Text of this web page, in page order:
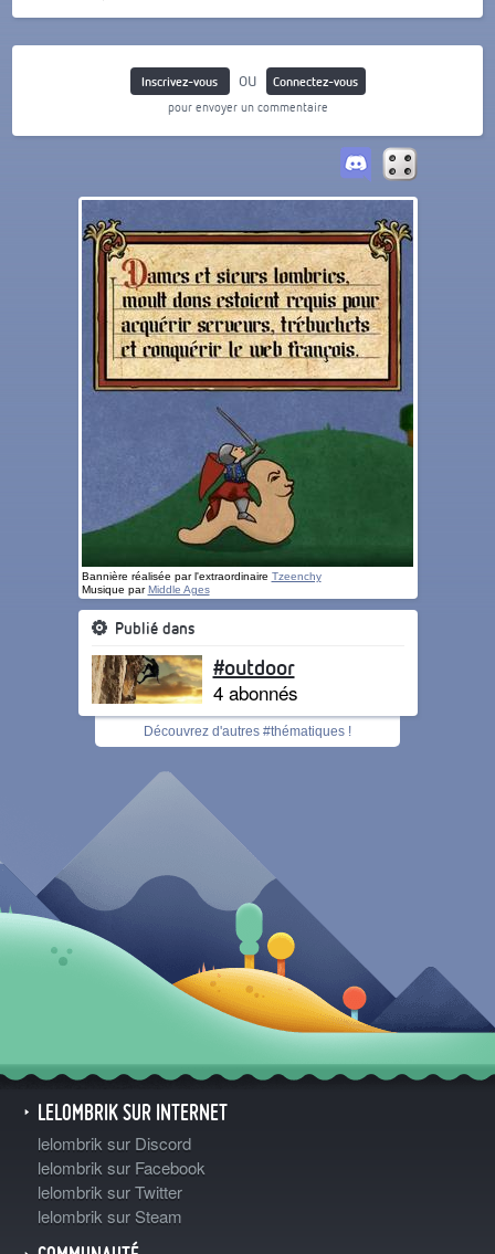
Inscrivez-vous ou
Connectez-vous
pour envoyer un commentaire
Bannière réalisée par l'extraordinaire Tzeenchy
Musique parMiddle Ages
Publié dans
#outdoor
4 abonnés
Découvrez d'autres #thématiques !
LELOMBRIK SUR INTERNET
lelombrik sur Discord
lelombrik sur Facebook
lelombrik sur Twitter
lelombrik sur Steam